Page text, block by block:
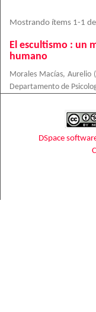
Mostrando ítems 1-1
El escultismo : un
humano
Morales Macías, Aurelio (
Departamento de
DSpace